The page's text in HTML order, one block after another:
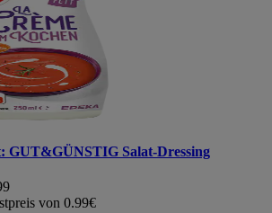
GUT&GÜNSTIG Salat-Dressing
von 0.99€